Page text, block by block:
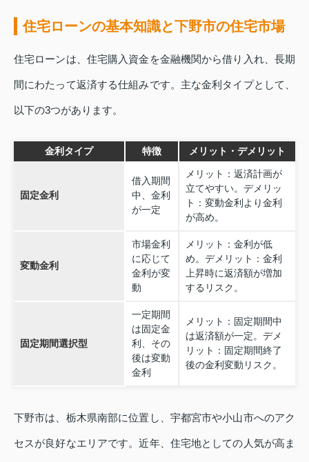
住宅ローンの基本知識と下野市の住宅市場
住宅ローンは、住宅購入資金を金融機関から借り入れ、長期
間にわたって返済する仕組みです。主な金利タイプとして、
以下の3つがあります。
金利タイプ 特徴 メリット・デメリット
固定金利
借入期間
中、金利
が一定
メリット：返済計画が
立てやすい。デメリッ
ト：変動金利より金利
が高め。
変動金利
市場金利
に応じて
金利が変
動
メリット：金利が低
め。デメリット：金利
上昇時に返済額が増加
するリスク。
固定期間選択型
一定期間
は固定金
利、その
後は変動
金利
メリット：固定期間中
は返済額が一定。デメ
リット：固定期間終了
後の金利変動リスク。
下野市は、栃木県南部に位置し、宇都宮市や小山市へのアク
セスが良好なエリアです。近年、住宅地としての人気が高ま